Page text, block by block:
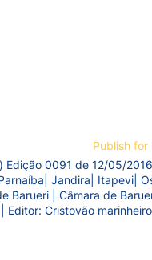
Publish for
Edição 0091 de 12/05/
Jandira| Itapevi|
Barueri | Câmara de
Editor: Cristovão marinheiro